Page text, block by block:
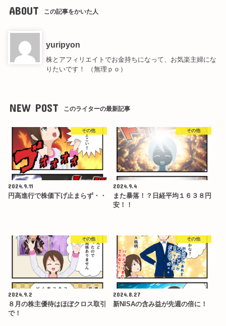
ABOUT この記事をかいた人
yuripyon
株とアフィリエイトでお金持ちになって、お気楽主婦にな
りたいです！ （無理ｐｏ）
NEW POST このライターの最新記事
その他
2024.9.11
円高進行で株価下げ止まらず・・
その他
2024.9.4
また暴落！？日経平均１６３８円
安！！
その他
2024.9.2
８月の株主優待はほぼクロス取引
で！
その他
2024.8.27
新NISAの含み益が先週の倍に！